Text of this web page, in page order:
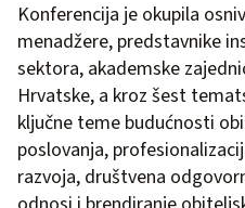
Konferencija je okupila
menadžere, predstavnike
sektora, akademske
Hrvatske, a kroz šest
ključne teme budućnosti
poslovanja,
razvoja, društvena